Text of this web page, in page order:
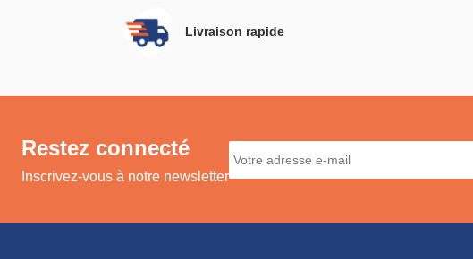
Livraison rapide
Restez connecté
Inscrivez-vous à notre newsletter